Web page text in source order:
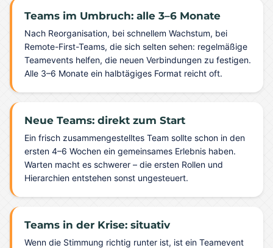
Teams im Umbruch: alle 3–6 Monate
Nach Reorganisation, bei schnellem Wachstum, bei
Remote-First-Teams, die sich selten sehen: regelmäßige
Teamevents helfen, die neuen Verbindungen zu festigen.
Alle 3–6 Monate ein halbtägiges Format reicht oft.
Neue Teams: direkt zum Start
Ein frisch zusammengestelltes Team sollte schon in den
ersten 4–6 Wochen ein gemeinsames Erlebnis haben.
Warten macht es schwerer – die ersten Rollen und
Hierarchien entstehen sonst ungesteuert.
Teams in der Krise: situativ
Wenn die Stimmung richtig runter ist, ist ein Teamevent